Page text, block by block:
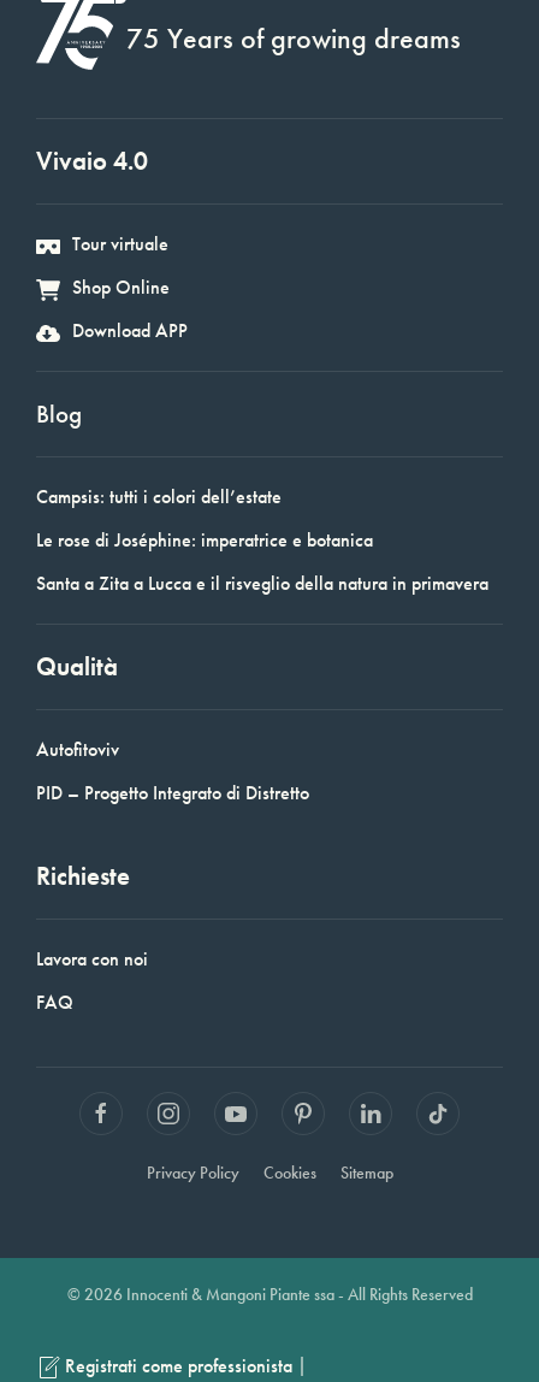
75 Years of growing dreams
Vivaio 4.0
Tour virtuale
Shop Online
Download APP
Blog
Campsis: tutti i colori dell’estate
Le rose di Joséphine: imperatrice e botanica
Santa a Zita a Lucca e il risveglio della natura in primavera
Qualità
Autofitoviv
PID – Progetto Integrato di Distretto
Richieste
Lavora con noi
FAQ
Privacy Policy Cookies Sitemap
© 2026 Innocenti & Mangoni Piante ssa - All Rights Reserved
Registrati come professionista |